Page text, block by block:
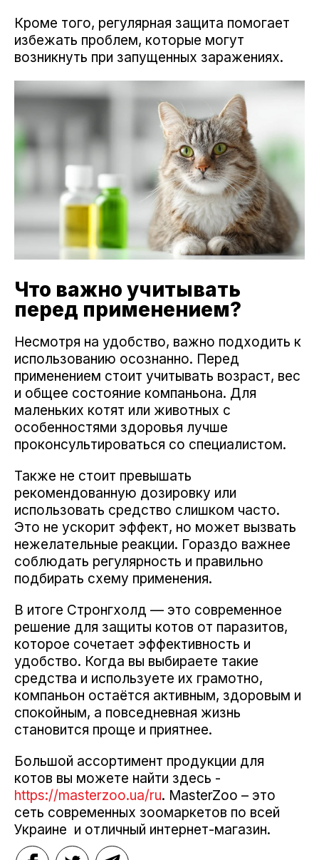
Кроме того, регулярная защита помогает
избежать проблем, которые могут
возникнуть при запущенных заражениях.
Что важно учитывать
перед применением?
Несмотря на удобство, важно подходить к
использованию осознанно. Перед
применением стоит учитывать возраст, вес
и общее состояние компаньона. Для
маленьких котят или животных с
особенностями здоровья лучше
проконсультироваться со специалистом.
Также не стоит превышать
рекомендованную дозировку или
использовать средство слишком часто.
Это не ускорит эффект, но может вызвать
нежелательные реакции. Гораздо важнее
соблюдать регулярность и правильно
подбирать схему применения.
В итоге Стронгхолд — это современное
решение для защиты котов от паразитов,
которое сочетает эффективность и
удобство. Когда вы выбираете такие
средства и используете их грамотно,
компаньон остаётся активным, здоровым и
спокойным, а повседневная жизнь
становится проще и приятнее.
Большой ассортимент продукции для
котов вы можете найти здесь -
https://masterzoo.ua/ru. MasterZoo – это
сеть современных зоомаркетов по всей
Украине и отличный интернет-магазин.